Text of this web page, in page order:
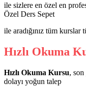
ile sizlere en özel en
Özel Ders Sepet
ile aradığınız tüm kurslar
Hızlı Okuma
Hızlı Okuma Kursu, son
dolayı yoğun talep